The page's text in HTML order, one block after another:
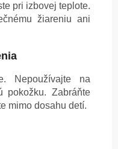
pri izbovej teplote.
žiareniu ani
Nepoužívajte na
pokožku. Zabráňte
mimo dosahu detí.